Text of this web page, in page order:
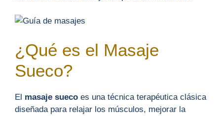
¿Qué es el Masaje
Sueco?
El masaje sueco es una técnica terapéutica clásica
diseñada para relajar los músculos, mejorar la